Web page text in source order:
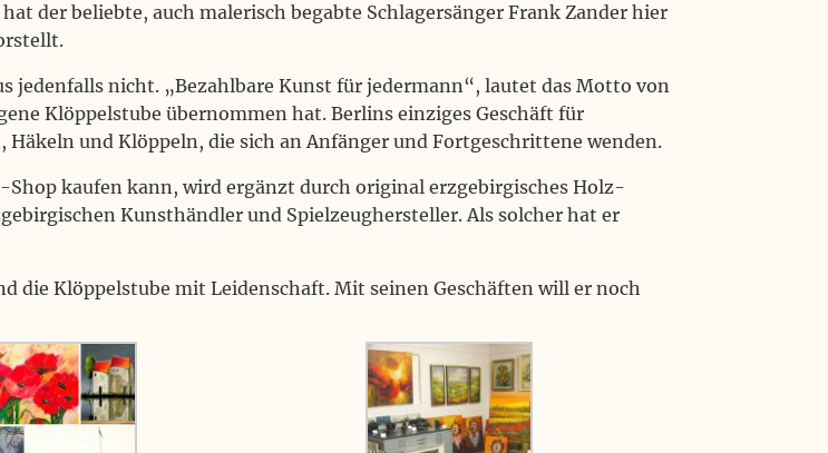
der beliebte, auch malerisch begabte Schlagersänger Frank Zander hier
jedenfalls nicht. „Bezahlbare Kunst für jedermann“, lautet das Motto von
Klöppelstube übernommen hat. Berlins einziges Geschäft für
und Klöppeln, die sich an Anfänger und Fortgeschrittene wenden.
Shop kaufen kann, wird ergänzt durch original erzgebirgisches Holz-
Kunsthändler und Spielzeughersteller. Als solcher hat er
die Klöppelstube mit Leidenschaft. Mit seinen Geschäften will er noch